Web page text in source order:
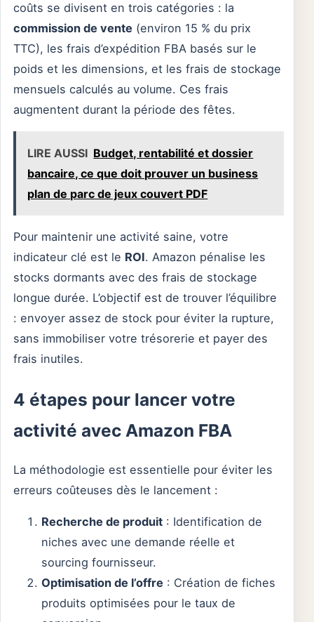
coûts se divisent en trois catégories : la
commission de vente (environ 15 % du prix
TTC), les frais d’expédition FBA basés sur le
poids et les dimensions, et les frais de stockage
mensuels calculés au volume. Ces frais
augmentent durant la période des fêtes.
LIRE AUSSI Budget, rentabilité et dossier
bancaire, ce que doit prouver un business
plan de parc de jeux couvert PDF
Pour maintenir une activité saine, votre
indicateur clé est le ROI. Amazon pénalise les
stocks dormants avec des frais de stockage
longue durée. L’objectif est de trouver l’équilibre
: envoyer assez de stock pour éviter la rupture,
sans immobiliser votre trésorerie et payer des
frais inutiles.
4 étapes pour lancer votre
activité avec Amazon FBA
La méthodologie est essentielle pour éviter les
erreurs coûteuses dès le lancement :
Recherche de produit : Identification de
niches avec une demande réelle et
sourcing fournisseur.
Optimisation de l’offre : Création de fiches
produits optimisées pour le taux de